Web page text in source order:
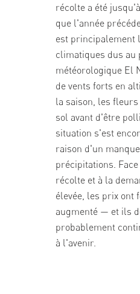
récolte a été
que l'année
est principalement
climatiques dus au
météorologique El
de vents forts en
la saison, les
sol avant d'être
situation s'est
raison d'un
précipitations.
récolte et à la
élevée, les prix ont
augmenté — et ils
probablement
à l'avenir.